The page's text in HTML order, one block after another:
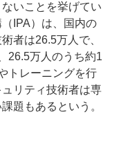
いことを挙げてい
IPA）は、国内の
者は26.5万人で、
26.5万人のうち約1
トレーニングを行
リティ技術者は専
題もあるという。